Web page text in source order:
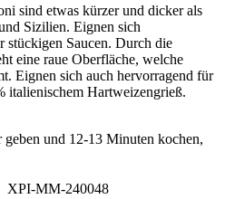
sind etwas kürzer und dicker als
Sizilien. Eignen sich
stückigen Saucen. Durch die
eine raue Oberfläche, welche
Eignen sich auch hervorragend für
italienischem Hartweizengrieß.
geben und 12-13 Minuten kochen,
XPI-MM-240048